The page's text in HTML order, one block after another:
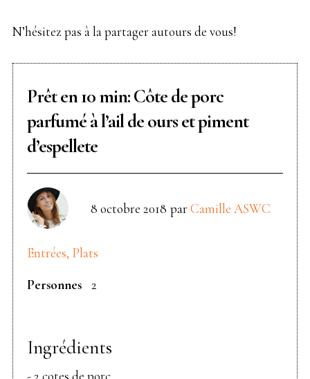
N’hésitez pas à la partager autours de vous!
Prêt en 10 min: Côte de porc
parfumé à l’ail de ours et piment
d’espellete
8 octobre 2018 parCamille ASWC
Entrées, Plats
Personnes
2
Ingrédients
- 2 cotes de porc